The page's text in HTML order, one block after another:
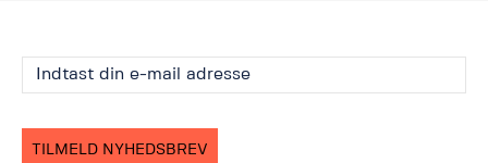
TILMELD NYHEDSBREV